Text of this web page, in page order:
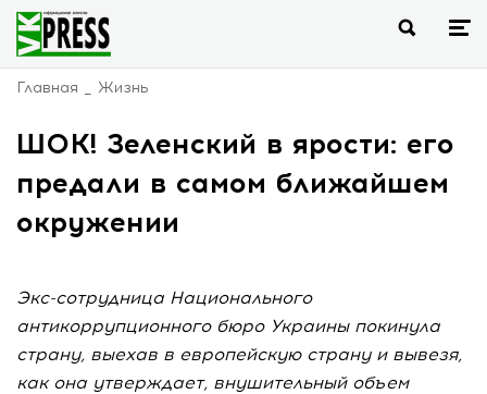
Главная Жизнь
ШОК! Зеленский в ярости: его
предали в самом ближайшем
окружении
Экс-сотрудница Национального
антикоррупционного бюро Украины покинула
страну, выехав в европейскую страну и вывезя,
как она утверждает, внушительный объем